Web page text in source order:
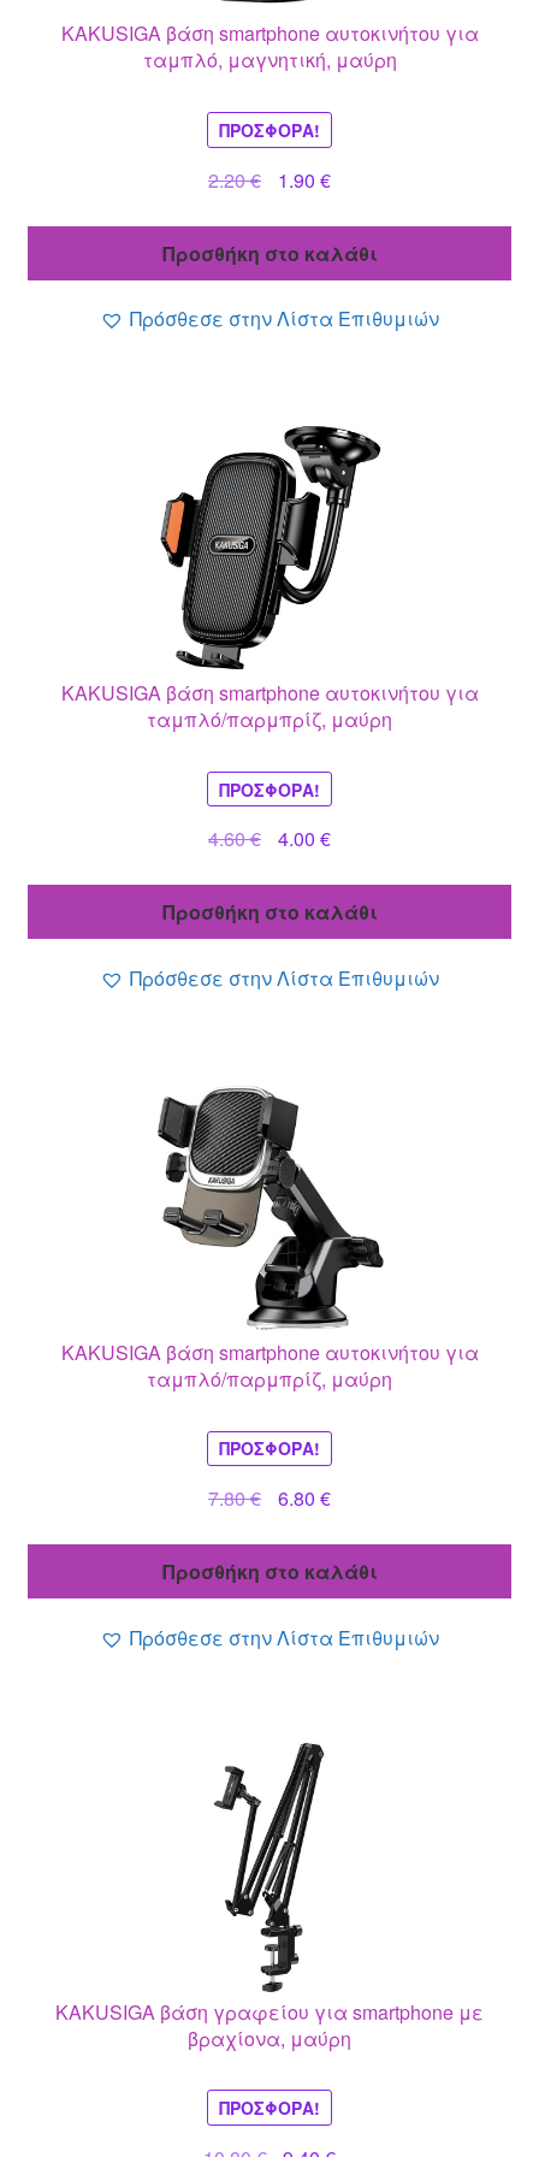
KAKUSIGA βάση smartphone αυτοκινήτου για
ταμπλό, μαγνητική, μαύρη
ΠΡΟΣΦΟΡΆ!
2.20€
Original
2.20 €.
1.90 €Η
είναι:
Προσθήκη στο καλάθι
Πρόσθεσε στην Λίστα Επιθυμιών
KAKUSIGA βάση smartphone αυτοκινήτου για
ταμπλό/παρμπρίζ, μαύρη
ΠΡΟΣΦΟΡΆ!
4.60€
Original
4.60 €.
4.00 €Η
είναι:
Προσθήκη στο καλάθι
Πρόσθεσε στην Λίστα Επιθυμιών
KAKUSIGA βάση smartphone αυτοκινήτου για
ταμπλό/παρμπρίζ, μαύρη
ΠΡΟΣΦΟΡΆ!
7.80€
Original
7.80 €.
6.80 €Η
είναι:
Προσθήκη στο καλάθι
Πρόσθεσε στην Λίστα Επιθυμιών
KAKUSIGA βάση γραφείου για smartphone με
βραχίονα, μαύρη
ΠΡΟΣΦΟΡΆ!